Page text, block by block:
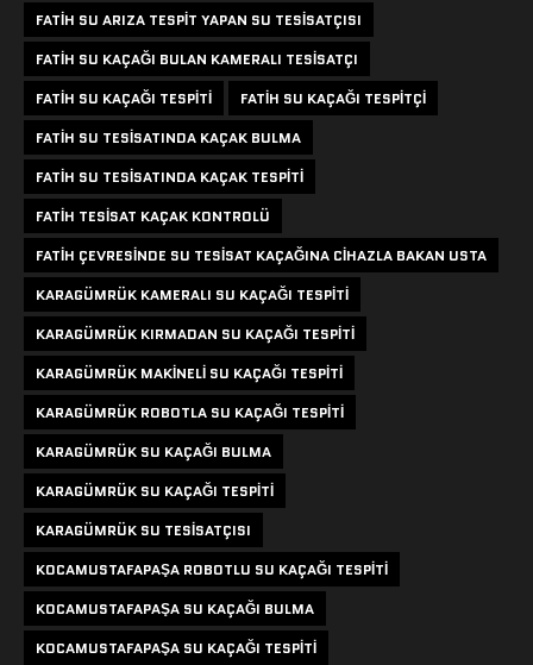
FATIH SU ARIZA TESPIT YAPAN SU TESISATÇISI
FATIH SU KAÇAĞI BULAN KAMERALI TESISATÇI
FATIH SU KAÇAĞI TESPITI
FATIH SU KAÇAĞI TESPITÇI
FATIH SU TESISATINDA KAÇAK BULMA
FATIH SU TESISATINDA KAÇAK TESPITI
FATIH TESISAT KAÇAK KONTROLÜ
FATIH ÇEVRESINDE SU TESISAT KAÇAĞINA CIHAZLA BAKAN USTA
KARAGÜMRÜK KAMERALI SU KAÇAĞI TESPITI
KARAGÜMRÜK KIRMADAN SU KAÇAĞI TESPITI
KARAGÜMRÜK MAKINELI SU KAÇAĞI TESPITI
KARAGÜMRÜK ROBOTLA SU KAÇAĞI TESPITI
KARAGÜMRÜK SU KAÇAĞI BULMA
KARAGÜMRÜK SU KAÇAĞI TESPITI
KARAGÜMRÜK SU TESISATÇISI
KOCAMUSTAFAPAŞA ROBOTLU SU KAÇAĞI TESPITI
KOCAMUSTAFAPAŞA SU KAÇAĞI BULMA
KOCAMUSTAFAPAŞA SU KAÇAĞI TESPITI